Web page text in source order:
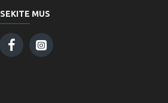
SEKITE MUS